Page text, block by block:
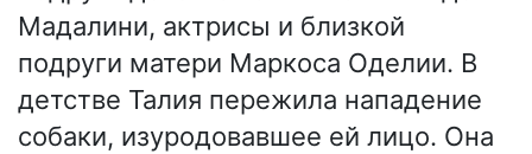
Мадалини, актрисы и близкой
подруги матери Маркоса Оделии. В
детстве Талия пережила нападение
собаки, изуродовавшее ей лицо. Она